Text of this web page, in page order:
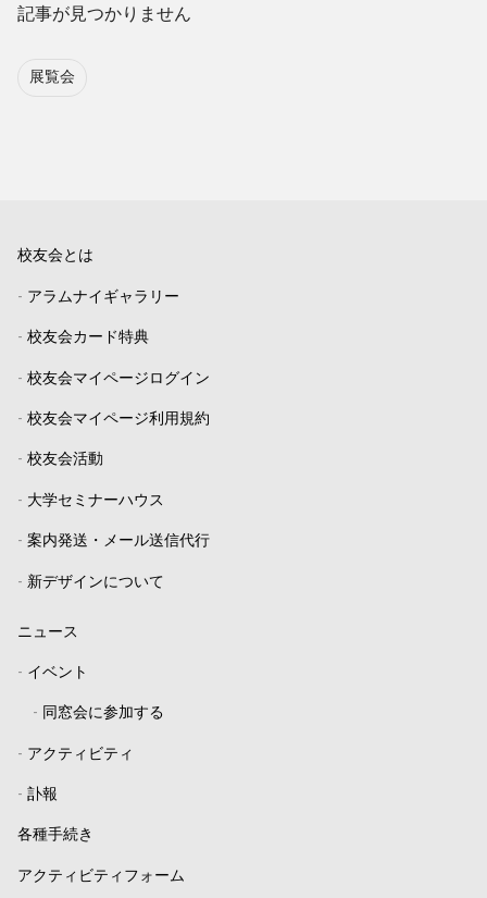
記事が見つかりません
展覧会
校友会とは
- アラムナイギャラリー
- 校友会カード特典
- 校友会マイページログイン
- 校友会マイページ利用規約
- 校友会活動
- 大学セミナーハウス
- 案内発送・メール送信代行
- 新デザインについて
ニュース
- イベント
- 同窓会に参加する
- アクティビティ
- 訃報
各種手続き
アクティビティフォーム